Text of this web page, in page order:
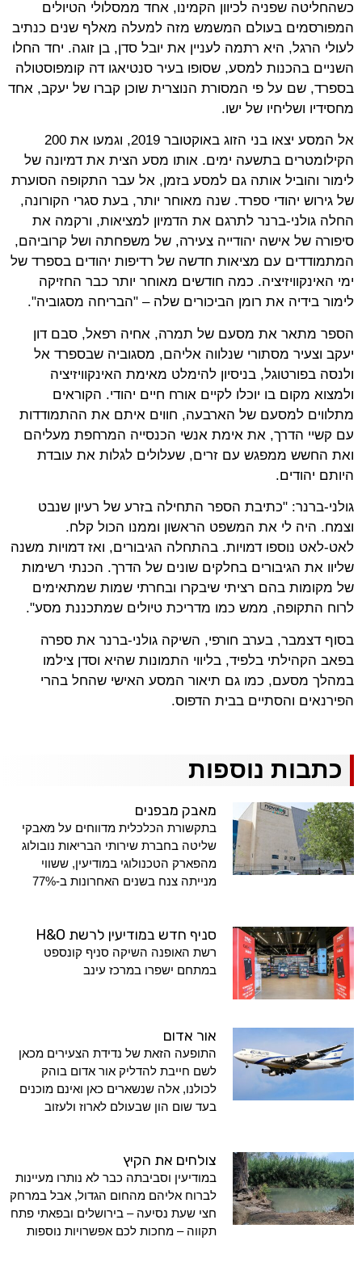
כשהחליטה שפניה לכיוון הקמינו, אחד ממסלולי הטיולים
המפורסמים בעולם המשמש מזה למעלה מאלף שנים כנתיב
לעולי הרגל, היא רתמה לעניין את יובל סדן, בן זוגה. יחד החלו
השניים בהכנות למסע, שסופו בעיר סנטיאגו דה קומפוסטולה
בספרד, שם על פי המסורת הנוצרית שוכן קברו של יעקב, אחד
מחסידיו ושליחיו של ישו.
אל המסע יצאו בני הזוג באוקטובר 2019, וגמעו את 200
הקילומטרים בתשעה ימים. אותו מסע הצית את דמיונה של
לימור והוביל אותה גם למסע בזמן, אל עבר התקופה הסוערת
של גירוש יהודי ספרד. שנה מאוחר יותר, בעת סגרי הקורונה,
החלה גולני-ברנר לתרגם את הדמיון למציאות, ורקמה את
סיפורה של אישה יהודייה צעירה, של משפחתה ושל קרוביהם,
המתמודדים עם מציאות חדשה של רדיפות יהודים בספרד של
ימי האינקוויזיציה. כמה חודשים מאוחר יותר כבר החזיקה
לימור בידיה את רומן הביכורים שלה – "הבריחה מסגוביה".
הספר מתאר את מסעם של תמרה, אחיה רפאל, סבם דון
יעקב וצעיר מסתורי שנלווה אליהם, מסגוביה שבספרד אל
ולנסה בפורטוגל, בניסיון להימלט מאימת האינקוויזיציה
ולמצוא מקום בו יוכלו לקיים אורח חיים יהודי. הקוראים
מתלווים למסעם של הארבעה, חווים איתם את ההתמודדות
עם קשיי הדרך, את אימת אנשי הכנסייה המרחפת מעליהם
ואת החשש ממפגש עם זרים, שעלולים לגלות את עובדת
היותם יהודים.
גולני-ברנר: "כתיבת הספר התחילה בזרע של רעיון שנבט
וצמח. היה לי את המשפט הראשון וממנו הכול קלח.
לאט-לאט נוספו דמויות. בהתחלה הגיבורים, ואז דמויות משנה
שליוו את הגיבורים בחלקים שונים של הדרך. הכנתי רשימות
של מקומות בהם רציתי שיבקרו ובחרתי שמות שמתאימים
לרוח התקופה, ממש כמו מדריכת טיולים שמתכננת מסע".
בסוף דצמבר, בערב חורפי, השיקה גולני-ברנר את ספרה
בפאב הקהילתי בלפיד, בליווי התמונות שהיא וסדן צילמו
במהלך מסעם, כמו גם תיאור המסע האישי שהחל בהרי
הפירנאים והסתיים בבית הדפוס.
כתבות נוספות
מאבק מבפנים
בתקשורת הכלכלית מדווחים על מאבקי
שליטה בחברת שירותי הבריאות נובולוג
מהפארק הטכנולוגי במודיעין, ששווי
מנייתה צנח בשנים האחרונות ב-77%
סניף חדש במודיעין לרשת H&O
רשת האופנה השיקה סניף קונספט
במתחם ישפרו במרכז עינב
אור אדום
התופעה הזאת של נדידת הצעירים מכאן
לשם חייבת להדליק אור אדום בוהק
לכולנו, אלה שנשארים כאן ואינם מוכנים
בעד שום הון שבעולם לארוז ולעזוב
צולחים את הקיץ
במודיעין וסביבתה כבר לא נותרו מעיינות
לברוח אליהם מהחום הגדול, אבל במרחק
חצי שעת נסיעה – בירושלים ובפאתי פתח
תקווה – מחכות לכם אפשרויות נוספות